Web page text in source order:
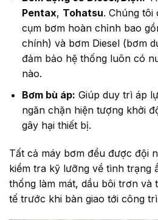
Pentax, Tohatsu. Chúng tôi
cụm bơm hoàn chỉnh bao
chính) và bơm Diesel (bơm
đảm bảo hệ thống luôn có
nào.
Bơm bù áp: Giúp duy trì áp
ngăn chặn hiện tượng khởi
gây hại thiết bị.
Tất cả máy bơm đều được đội
kiểm tra kỹ lưỡng về tình trạng
thống làm mát, dầu bôi trơn và
tế trước khi bàn giao tới công